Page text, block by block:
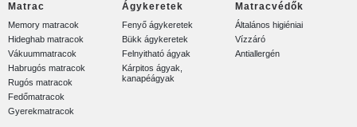
Matrac
Memory matracok
Hideghab matracok
Vákuummatracok
Habrugós matracok
Rugós matracok
Fedőmatracok
Gyerekmatracok
Ágykeretek
Fenyő ágykeretek
Bükk ágykeretek
Felnyitható ágyak
Kárpitos ágyak,
kanapéágyak
Matracvédők
Általános higiéniai
Vízzáró
Antiallergén